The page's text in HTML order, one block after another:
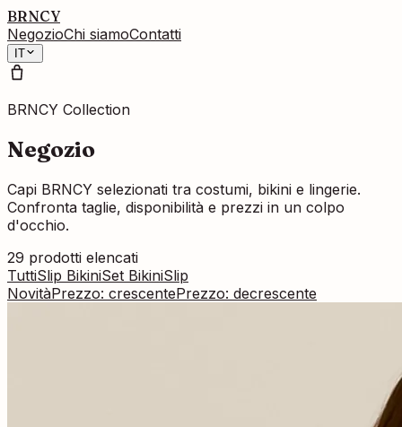
BRNCY
NegozioChi siamoContatti
IT
BRNCY Collection
Negozio
Capi BRNCY selezionati tra costumi, bikini e lingerie.
Confronta taglie, disponibilità e prezzi in un colpo
d'occhio.
29 prodotti elencati
TuttiSlip BikiniSet BikiniSlip
NovitàPrezzo: crescentePrezzo: decrescente